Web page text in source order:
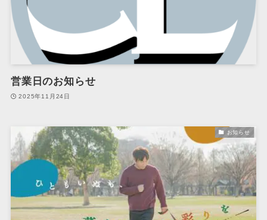
営業日のお知らせ
2025年11月24日
お知らせ